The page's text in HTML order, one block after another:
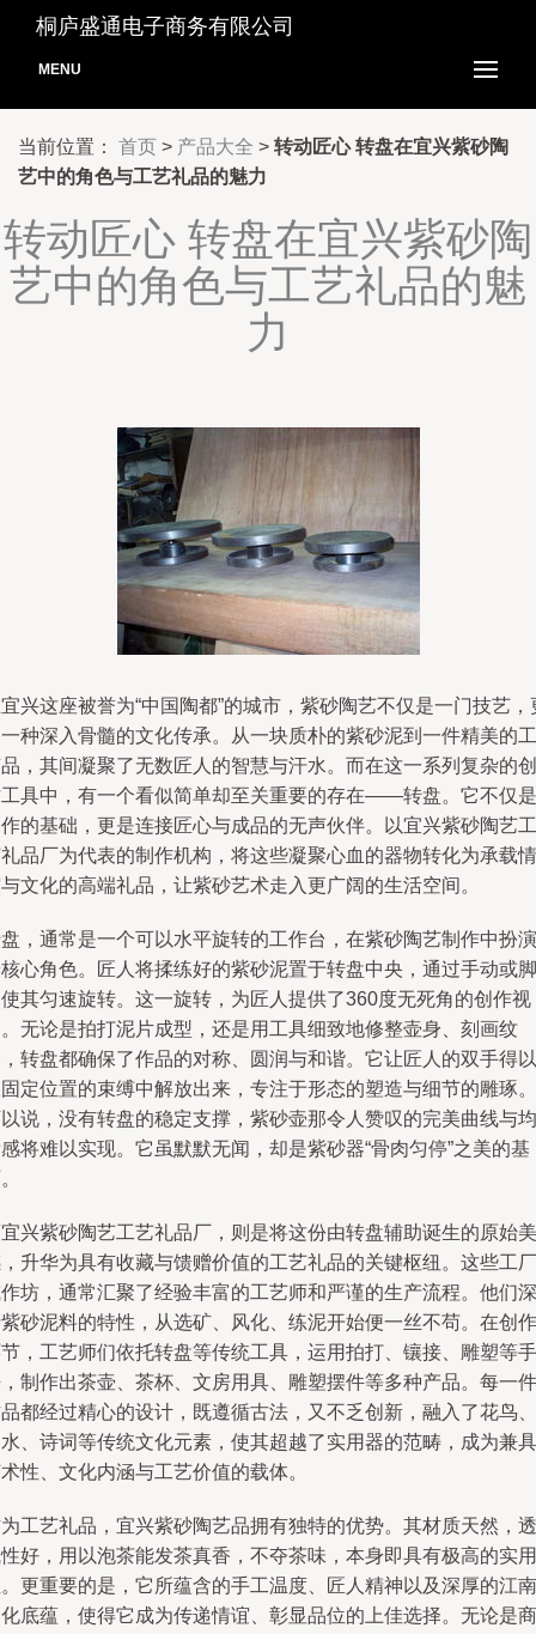
桐庐盛通电子商务有限公司
MENU
当前位置： 首页 > 产品大全 > 转动匠心 转盘在宜兴紫砂陶
艺中的角色与工艺礼品的魅力
转动匠心 转盘在宜兴紫砂陶
艺中的角色与工艺礼品的魅
力
兴这座被誉为“中国陶都”的城市，紫砂陶艺不仅是一门技艺，
种深入骨髓的文化传承。从一块质朴的紫砂泥到一件精美的工
，其间凝聚了无数匠人的智慧与汗水。而在这一系列复杂的创
具中，有一个看似简单却至关重要的存在——转盘。它不仅是
的基础，更是连接匠心与成品的无声伙伴。以宜兴紫砂陶艺工
品厂为代表的制作机构，将这些凝聚心血的器物转化为承载情
文化的高端礼品，让紫砂艺术走入更广阔的生活空间。
，通常是一个可以水平旋转的工作台，在紫砂陶艺制作中扮演
心角色。匠人将揉练好的紫砂泥置于转盘中央，通过手动或脚
其匀速旋转。这一旋转，为匠人提供了360度无死角的创作视
无论是拍打泥片成型，还是用工具细致地修整壶身、刻画纹
转盘都确保了作品的对称、圆润与和谐。它让匠人的双手得以
定位置的束缚中解放出来，专注于形态的塑造与细节的雕琢。
说，没有转盘的稳定支撑，紫砂壶那令人赞叹的完美曲线与均
将难以实现。它虽默默无闻，却是紫砂器“骨肉匀停”之美的基
兴紫砂陶艺工艺礼品厂，则是将这份由转盘辅助诞生的原始美
升华为具有收藏与馈赠价值的工艺礼品的关键枢纽。这些工厂
坊，通常汇聚了经验丰富的工艺师和严谨的生产流程。他们深
砂泥料的特性，从选矿、风化、练泥开始便一丝不苟。在创作
，工艺师们依托转盘等传统工具，运用拍打、镶接、雕塑等手
制作出茶壶、茶杯、文房用具、雕塑摆件等多种产品。每一件
都经过精心的设计，既遵循古法，又不乏创新，融入了花鸟、
、诗词等传统文化元素，使其超越了实用器的范畴，成为兼具
性、文化内涵与工艺价值的载体。
工艺礼品，宜兴紫砂陶艺品拥有独特的优势。其材质天然，透
好，用以泡茶能发茶真香，不夺茶味，本身即具有极高的实用
更重要的是，它所蕴含的手工温度、匠人精神以及深厚的江南
底蕴，使得它成为传递情谊、彰显品位的上佳选择。无论是商